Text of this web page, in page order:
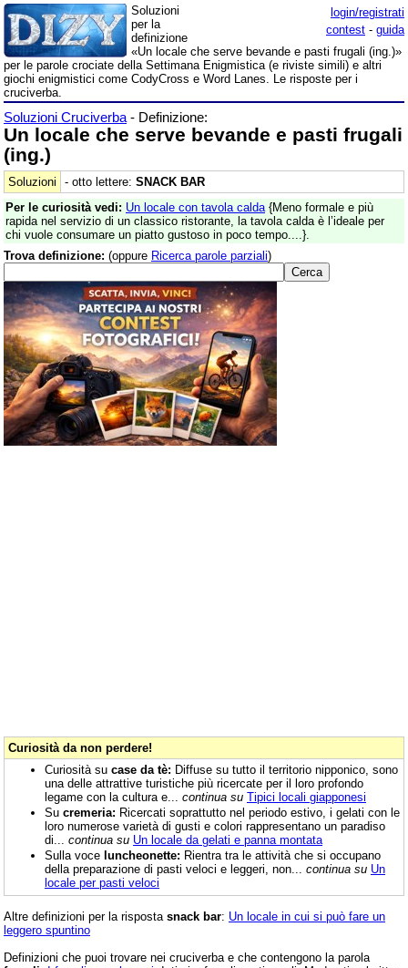
login/registrati
contest - guida
Soluzioni
per la
definizione
«Un locale che serve bevande e pasti frugali (ing.)»
per le parole crociate della Settimana Enigmistica (e riviste simili) e altri
giochi enigmistici come CodyCross e Word Lanes. Le risposte per i
cruciverba.
Soluzioni Cruciverba - Definizione:
Un locale che serve bevande e pasti frugali
(ing.)
Soluzioni - otto lettere: SNACK BAR
Per le curiosità vedi: Un locale con tavola calda {Meno formale e più
rapida nel servizio di un classico ristorante, la tavola calda è l’ideale per
chi vuole consumare un piatto gustoso in poco tempo....}.
Trova definizione: (oppure Ricerca parole parziali)
Curiosità da non perdere!
Curiosità su case da tè: Diffuse su tutto il territorio nipponico, sono
una delle attrattive turistiche più ricercate per il loro profondo
legame con la cultura e... continua su Tipici locali giapponesi
Su cremeria: Ricercati soprattutto nel periodo estivo, i gelati con le
loro numerose varietà di gusti e colori rappresentano un paradiso
di... continua su Un locale da gelati e panna montata
Sulla voce luncheonette: Rientra tra le attività che si occupano
della preparazione di pasti veloci e leggeri, non... continua su Un
locale per pasti veloci
Altre definizioni per la risposta snack bar: Un locale in cui si può fare un
leggero spuntino
Definizioni che puoi trovare nei cruciverba e che contengono la parola